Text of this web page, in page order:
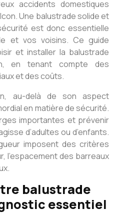
accidents domestiques
Une balustrade solide et
est donc essentielle
et vos voisins. Ce guide
et installer la balustrade
en tenant compte des
et des coûts.
au-delà de son aspect
en matière de sécurité.
importantes et prévenir
d’adultes ou d’enfants.
imposent des critères
l’espacement des barreaux
balustrade
essentiel